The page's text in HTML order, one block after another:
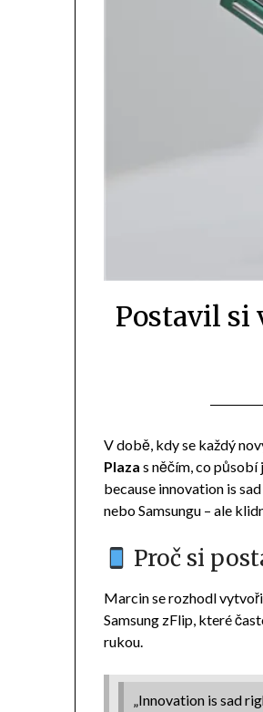
Postavil si
V době, kdy se každý
Plaza s něčím, co působí
because innovation is
nebo Samsungu – ale
Proč si
Marcin se rozhodl
Samsung zFlip, které
rukou.
„Innovation is sad